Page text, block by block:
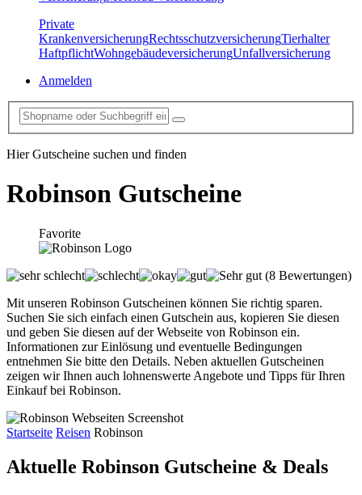
Private
KrankenversicherungRechtsschutzversicherungTierhalter
HaftpflichtWohngebäudeversicherungUnfallversicherung
Anmelden
Hier Gutscheine suchen und finden
Robinson Gutscheine
Favorite
(8 Bewertungen)
Mit unseren Robinson Gutscheinen können Sie richtig sparen.
Suchen Sie sich einfach einen Gutschein aus, kopieren Sie diesen
und geben Sie diesen auf der Webseite von Robinson ein.
Informationen zur Einlösung und eventuelle Bedingungen
entnehmen Sie bitte den Details. Neben aktuellen Gutscheinen
zeigen wir Ihnen auch lohnenswerte Angebote und Tipps für Ihren
Einkauf bei Robinson.
Startseite Reisen Robinson
Aktuelle Robinson Gutscheine & Deals